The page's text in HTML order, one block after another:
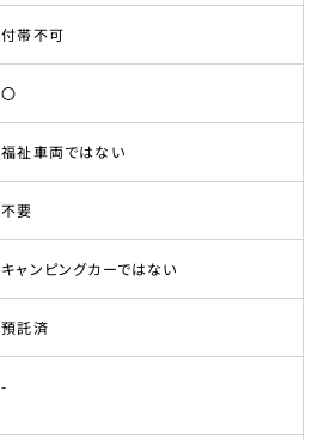
付帯不可
〇
福祉車両ではない
不要
キャンピングカーではない
預託済
-